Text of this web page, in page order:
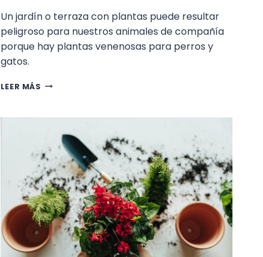
Un jardín o terraza con plantas puede resultar
peligroso para nuestros animales de compañía
porque hay plantas venenosas para perros y
gatos.
LEER MÁS 8
PARA
PERROS
GATOS
QUE
UTILIZAMOS
EN
EL
JARDÍN
O
EN
CASA